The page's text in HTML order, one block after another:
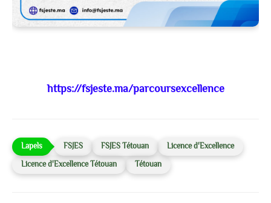
https://fsjeste.ma/parcoursexcellence
FSJES FSJES Tétouan
Licence d'Excellence
Licence d'Excellence Tétouan
Tétouan